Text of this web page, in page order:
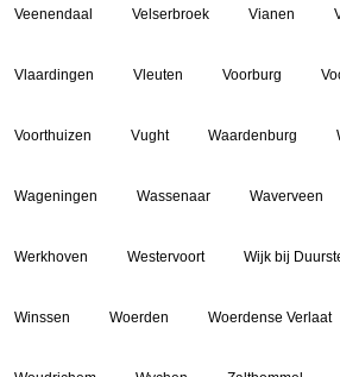
Veenendaal Velserbroek Vianen
Vlaardingen Vleuten Voorburg
Voorthuizen Vught Waardenburg
Wageningen Wassenaar Waverveen
Werkhoven Westervoort Wijk bij
Winssen Woerden Woerdense Verlaat